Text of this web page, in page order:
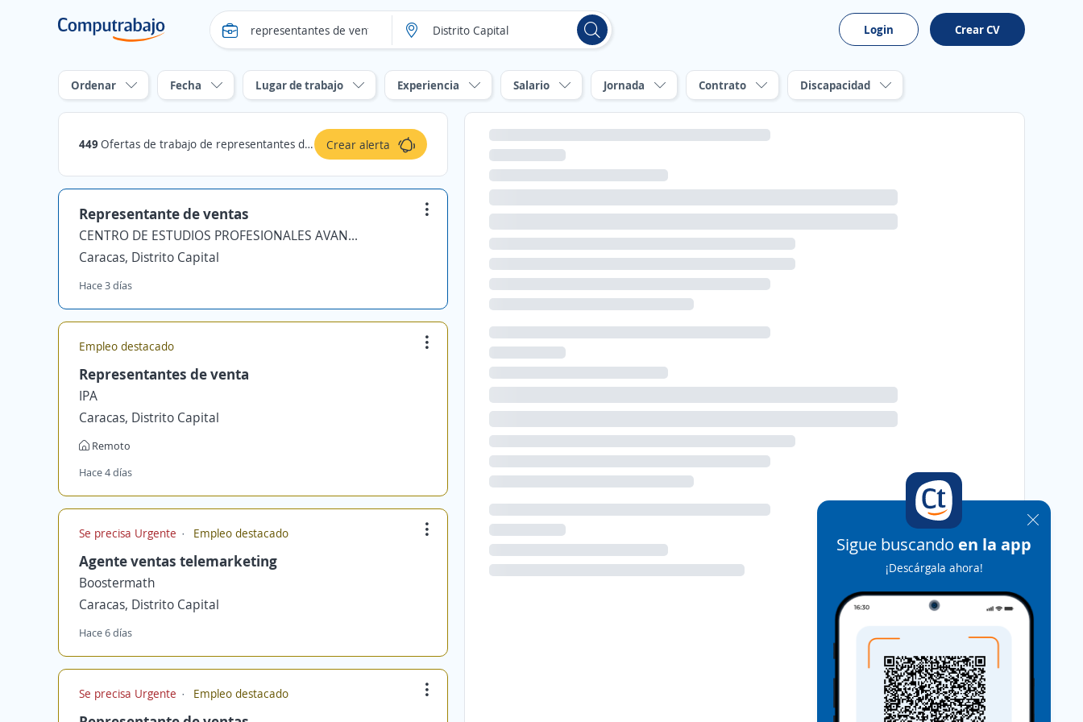
Login Crear CV
Ordenar Fecha Lugar de trabajo Experiencia Salario Jornada Contrato Discapacidad
449 Ofertas de trabajo de representantes de ventas en Distrito Capital Crear alerta
Representante de ventas
CENTRO DE ESTUDIOS PROFESIONALES AVANZADOS
Caracas, Distrito Capital
Hace 3 días
Empleo destacado
Representantes de venta
IPA
Caracas, Distrito Capital
Remoto
Hace 4 días
Se precisa Urgente Empleo destacado
Agente ventas telemarketing
Boostermath
Caracas, Distrito Capital
Hace 6 días
Se precisa Urgente Empleo destacado
Sigue buscando en la app
¡Descárgala ahora!